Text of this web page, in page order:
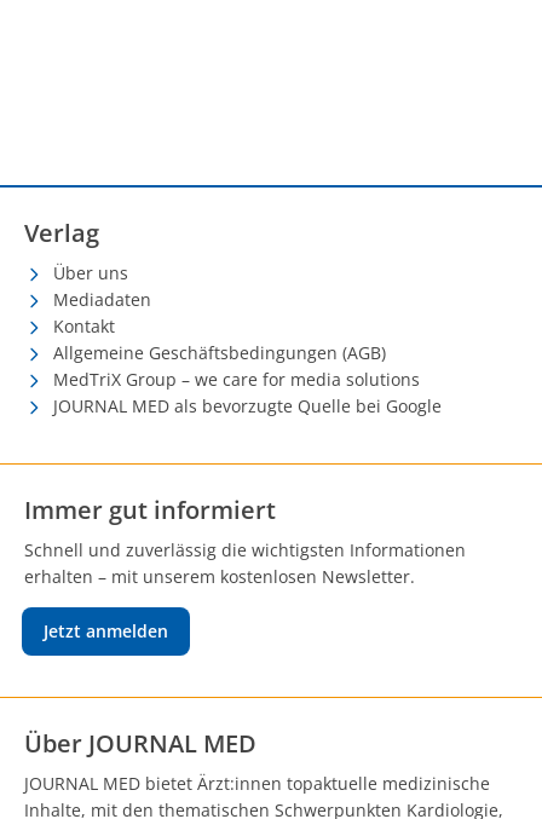
Verlag
Über uns
Mediadaten
Kontakt
Allgemeine Geschäftsbedingungen (AGB)
MedTriX Group – we care for media solutions
JOURNAL MED als bevorzugte Quelle bei Google
Immer gut informiert
Schnell und zuverlässig die wichtigsten Informationen
erhalten – mit unserem kostenlosen Newsletter.
Jetzt anmelden
Über JOURNAL MED
JOURNAL MED bietet Ärzt:innen topaktuelle medizinische
Inhalte, mit den thematischen Schwerpunkten Kardiologie,